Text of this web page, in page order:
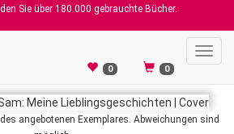
Sie über 180.000 gebrauchte Bücher.
0 0
angebotenen Exemplares. Abweichungen sind